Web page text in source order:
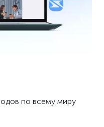
по всему миру